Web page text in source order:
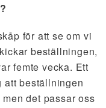
för att se om vi
beställningen,
femte vecka. Ett
att beställningen
det passar oss